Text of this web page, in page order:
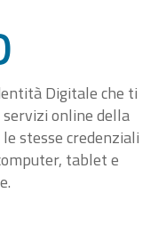
Digitale che ti
online della
stesse credenziali
tablet e